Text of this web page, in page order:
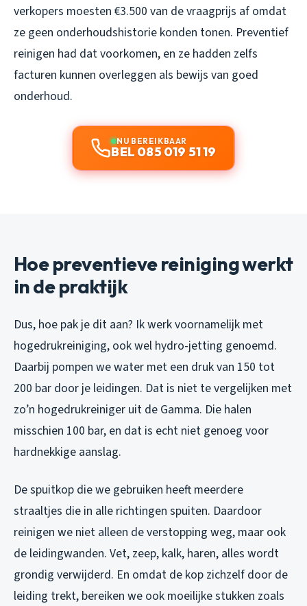
verkopers moesten €3.500 van de vraagprijs af omdat
ze geen onderhoudshistorie konden tonen. Preventief
reinigen had dat voorkomen, en ze hadden zelfs
facturen kunnen overleggen als bewijs van goed
onderhoud.
NU BEREIKBAAR
BEL 085 019 51 19
Hoe preventieve reiniging werkt
in de praktijk
Dus, hoe pak je dit aan? Ik werk voornamelijk met
hogedrukreiniging, ook wel hydro-jetting genoemd.
Daarbij pompen we water met een druk van 150 tot
200 bar door je leidingen. Dat is niet te vergelijken met
zo’n hogedrukreiniger uit de Gamma. Die halen
misschien 100 bar, en dat is echt niet genoeg voor
hardnekkige aanslag.
De spuitkop die we gebruiken heeft meerdere
straaltjes die in alle richtingen spuiten. Daardoor
reinigen we niet alleen de verstopping weg, maar ook
de leidingwanden. Vet, zeep, kalk, haren, alles wordt
grondig verwijderd. En omdat de kop zichzelf door de
leiding trekt, bereiken we ook moeilijke stukken zoals